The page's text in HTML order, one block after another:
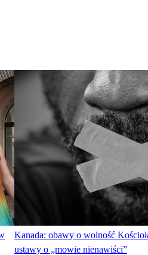
Kanada: obawy o wolność
ustawy o „mowie nienawiści”